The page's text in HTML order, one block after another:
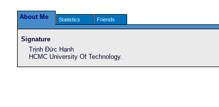
About Me Statistics Friends
Signature
Trịnh Đức Hạnh
HCMC University Of Technology.